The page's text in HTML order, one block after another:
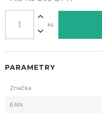
ks
PARAMETRY
Značka
EAN